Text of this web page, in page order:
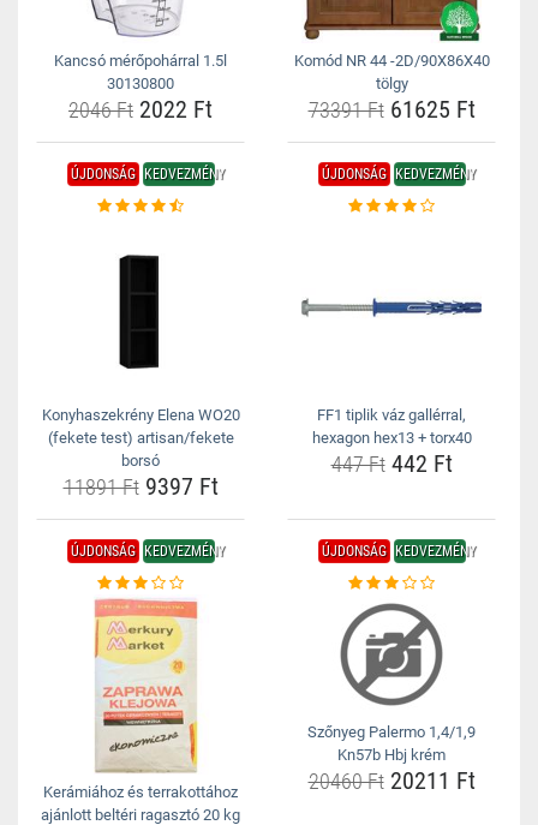
Kancsó mérőpohárral 1.5l
30130800
2046 Ft 2022 Ft
Komód NR 44 -2D/90X86X40
tölgy
73391 Ft61625 Ft
ÚJDONSÁG KEDVEZMÉNY
Konyhaszekrény Elena WO20
(fekete test) artisan/fekete
borsó
11891 Ft9397 Ft
ÚJDONSÁG KEDVEZMÉNY
FF1 tiplik váz gallérral,
hexagon hex13 + torx40
447 Ft442 Ft
ÚJDONSÁG KEDVEZMÉNY
Kerámiához és terrakottához
ajánlott beltéri ragasztó 20 kg
ÚJDONSÁG KEDVEZMÉNY
Szőnyeg Palermo 1,4/1,9
Kn57b Hbj krém
20460 Ft20211 Ft